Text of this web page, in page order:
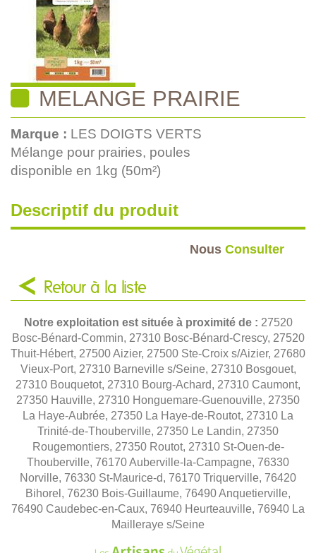
MELANGE PRAIRIE
Marque : LES DOIGTS VERTS
Mélange pour prairies, poules
disponible en 1kg (50m²)
Descriptif du produit
Nous Consulter
Retour à la liste
Notre exploitation est située à proximité de : 27520
Bosc-Bénard-Commin, 27310 Bosc-Bénard-Crescy, 27520
Thuit-Hébert, 27500 Aizier, 27500 Ste-Croix s/Aizier, 27680
Vieux-Port, 27310 Barneville s/Seine, 27310 Bosgouet,
27310 Bouquetot, 27310 Bourg-Achard, 27310 Caumont,
27350 Hauville, 27310 Honguemare-Guenouville, 27350
La Haye-Aubrée, 27350 La Haye-de-Routot, 27310 La
Trinité-de-Thouberville, 27350 Le Landin, 27350
Rougemontiers, 27350 Routot, 27310 St-Ouen-de-
Thouberville, 76170 Auberville-la-Campagne, 76330
Norville, 76330 St-Maurice-d, 76170 Triquerville, 76420
Bihorel, 76230 Bois-Guillaume, 76490 Anquetierville,
76490 Caudebec-en-Caux, 76940 Heurteauville, 76940 La
Mailleraye s/Seine